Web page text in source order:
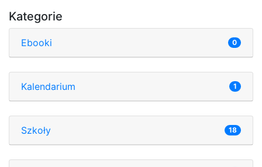
Kategorie
Ebooki 0
Kalendarium 1
Szkoły 18